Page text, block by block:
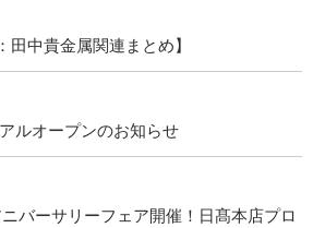
田中貴金属関連まとめ】
ルオープンのお知らせ
バーサリーフェア開催！日髙本店プロ